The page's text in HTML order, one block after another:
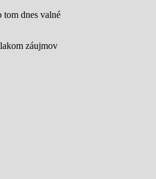
tom dnes valné
záujmov